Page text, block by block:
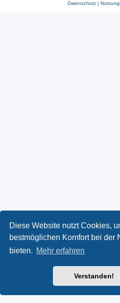
Diese Website nutzt Cookies,
bestmöglichen Komfort bei der
bieten. Mehr erfahren
Verstanden!
Datenschutz|